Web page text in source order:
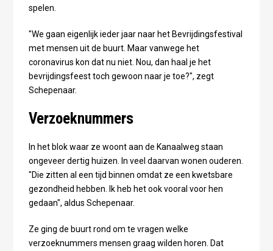
spelen.
"We gaan eigenlijk ieder jaar naar het Bevrijdingsfestival
met mensen uit de buurt. Maar vanwege het
coronavirus kon dat nu niet. Nou, dan haal je het
bevrijdingsfeest toch gewoon naar je toe?", zegt
Schepenaar.
Verzoeknummers
In het blok waar ze woont aan de Kanaalweg staan
ongeveer dertig huizen. In veel daarvan wonen ouderen.
"Die zitten al een tijd binnen omdat ze een kwetsbare
gezondheid hebben. Ik heb het ook vooral voor hen
gedaan", aldus Schepenaar.
Ze ging de buurt rond om te vragen welke
verzoeknummers mensen graag wilden horen. Dat